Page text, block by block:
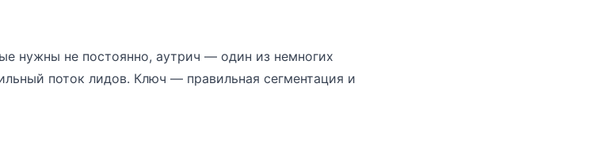
нужны не постоянно, аутрич — один из немногих
поток лидов. Ключ — правильная сегментация и